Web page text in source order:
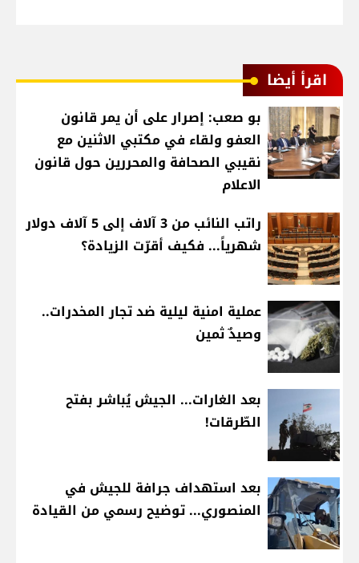
اقرأ أيضا
بو صعب: إصرار على أن يمر قانون
العفو ولقاء في مكتبي الاثنين مع
نقيبي الصحافة والمحررين حول قانون
الاعلام
راتب النائب من 3 آلاف إلى 5 آلاف دولار
شهرياً... فكيف أقرّت الزيادة؟
عملية امنية ليلية ضد تجار المخدرات..
وصيدٌ ثمين
بعد الغارات... الجيش يُباشر بفتح
الطّرقات!
بعد استهداف جرافة للجيش في
المنصوري... توضيح رسمي من القيادة